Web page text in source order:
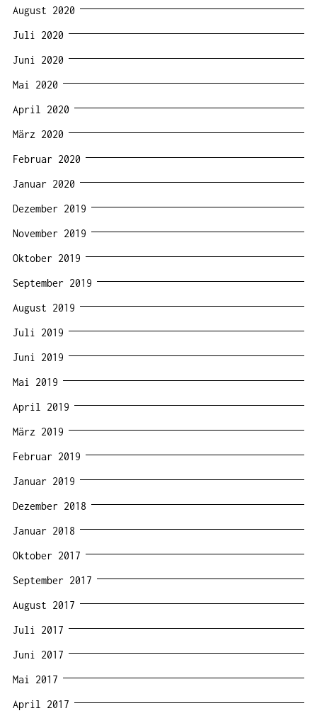
August 2020
Juli 2020
Juni 2020
Mai 2020
April 2020
März 2020
Februar 2020
Januar 2020
Dezember 2019
November 2019
Oktober 2019
September 2019
August 2019
Juli 2019
Juni 2019
Mai 2019
April 2019
März 2019
Februar 2019
Januar 2019
Dezember 2018
Januar 2018
Oktober 2017
September 2017
August 2017
Juli 2017
Juni 2017
Mai 2017
April 2017